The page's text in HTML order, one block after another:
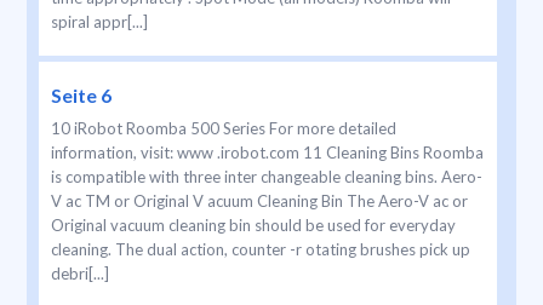
spiral appr[...]
Seite 6
10 iRobot Roomba 500 Series For more detailed
information, visit: www .irobot.com 11 Cleaning Bins Roomba
is compatible with three inter changeable cleaning bins. Aero-
V ac TM or Original V acuum Cleaning Bin The Aero-V ac or
Original vacuum cleaning bin should be used for everyday
cleaning. The dual action, counter -r otating brushes pick up
debri[...]